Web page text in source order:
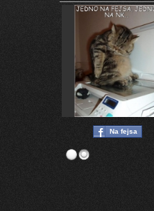
Na fejsa